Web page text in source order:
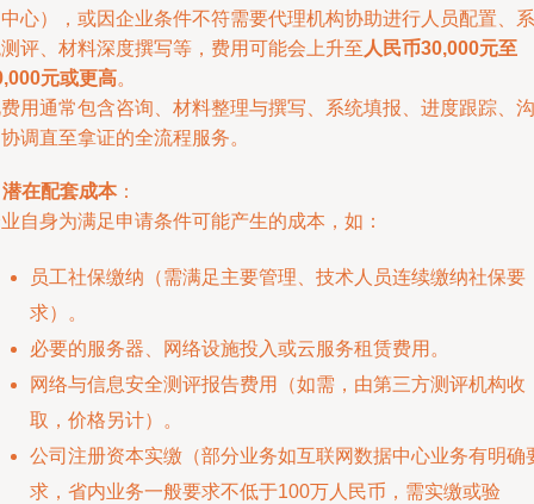
心），或因企业条件不符需要代理机构协助进行人员配置、系
评、材料深度撰写等，费用可能会上升至 人民币30,000元至
元或更高。
用通常包含咨询、材料整理与撰写、系统填报、进度跟踪、沟
调直至拿证的全流程服务。
潜在配套成本：
自身为满足申请条件可能产生的成本，如：
员工社保缴纳（需满足主要管理、技术人员连续缴纳社保要
求）。
必要的服务器、网络设施投入或云服务租赁费用。
网络与信息安全测评报告费用（如需，由第三方测评机构收
取，价格另计）。
公司注册资本实缴（部分业务如互联网数据中心业务有明确
求，省内业务一般要求不低于100万人民币，需实缴或验